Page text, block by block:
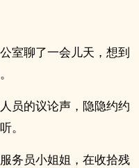
室聊了一会儿天，想到
员的议论声，隐隐约约
。
务员小姐姐，在收拾残